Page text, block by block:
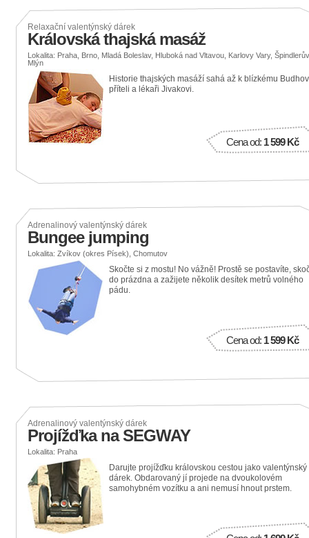
Relaxační valentýnský dárek
Královská thajská masáž
Lokalita: Praha, Brno, Mladá Boleslav, Hluboká nad Vltavou, Karlovy Vary, Špindlerův
Mlýn
Historie thajských masáží sahá až k blízkému
příteli a lékaři Jivakovi.
Cena od: 1 599 Kč
Adrenalinový valentýnský dárek
Bungee jumping
Lokalita: Zvíkov (okres Písek), Chomutov
Skočte si z mostu! No vážně! Prostě se postavíte,
do prázdna a zažijete několik desítek metrů volného
pádu.
Cena od: 1 599 Kč
Adrenalinový valentýnský dárek
Projížďka na SEGWAY
Lokalita: Praha
Darujte projížďku královskou cestou jako valentýnský
dárek. Obdarovaný jí projede na dvoukolovém
samohybném vozítku a ani nemusí hnout prstem.